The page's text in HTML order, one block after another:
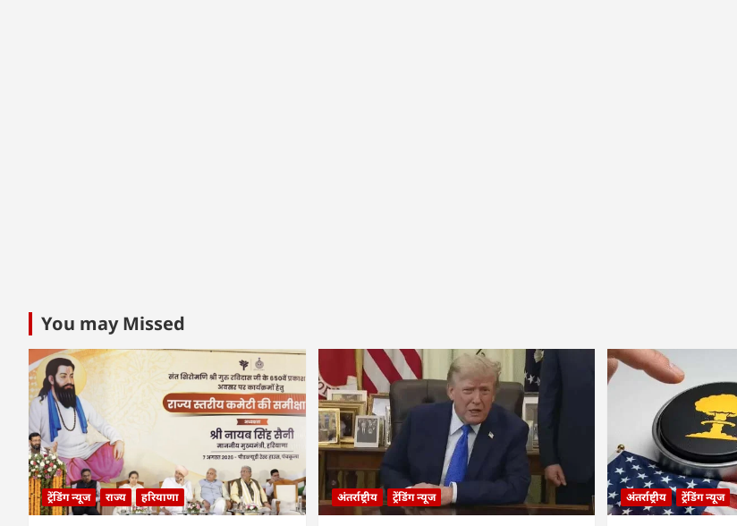
You may Missed
ट्रेंडिंग न्यूज राज्य हरियाणा अंतर्राष्ट्रीय ट्रेंडिंग न्यूज अंतर्राष्ट्रीय ट्रेंडिंग न्यूज